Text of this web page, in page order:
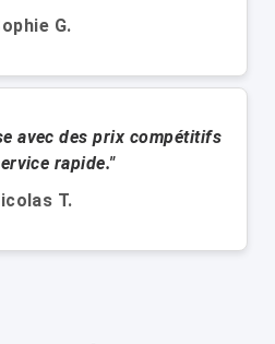
G.
avec des prix compétitifs
rapide."
T.